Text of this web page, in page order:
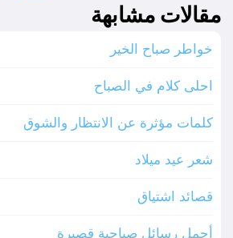
مقالات مشابهة
خواطر صباح الخير
احلى كلام في الصباح
كلمات مؤثرة عن الانتظار والشوق
شعر عيد ميلاد
قصائد اشتياق
أجمل رسائل صباحية قصيرة